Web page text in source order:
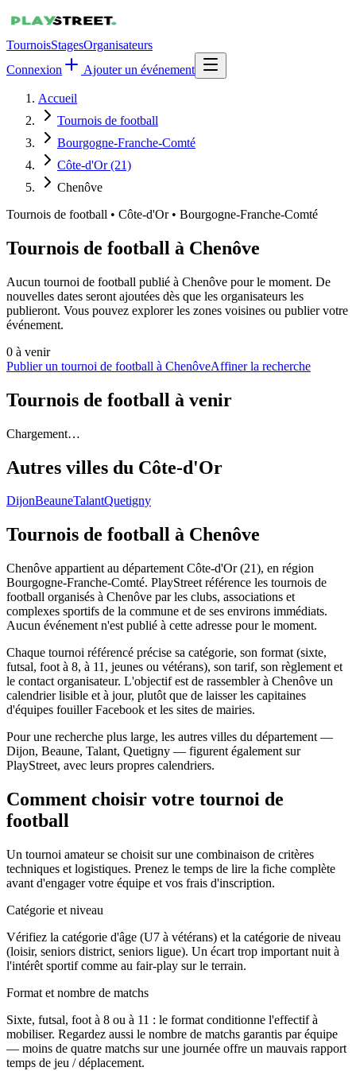
TournoisStagesOrganisateurs
Connexion
Ajouter un événement
Accueil
Tournois de football
Bourgogne-Franche-Comté
Côte-d'Or (21)
Chenôve
Tournois de football • Côte-d'Or • Bourgogne-Franche-Comté
Tournois de football à Chenôve
Aucun tournoi de football publié à Chenôve pour le moment. De
nouvelles dates seront ajoutées dès que les organisateurs les
publieront. Vous pouvez explorer les zones voisines ou publier votre
événement.
0 à venir
Publier un tournoi de football à ChenôveAffiner la recherche
Tournois de football à venir
Chargement…
Autres villes du Côte-d'Or
DijonBeauneTalantQuetigny
Tournois de football à Chenôve
Chenôve appartient au département Côte-d'Or (21), en région
Bourgogne-Franche-Comté. PlayStreet référence les tournois de
football organisés à Chenôve par les clubs, associations et
complexes sportifs de la commune et de ses environs immédiats.
Aucun événement n'est publié à cette adresse pour le moment.
Chaque tournoi référencé précise sa catégorie, son format (sixte,
futsal, foot à 8, à 11, jeunes ou vétérans), son tarif, son règlement et
le contact organisateur. L'objectif est de rassembler à Chenôve un
calendrier lisible et à jour, plutôt que de laisser les capitaines
d'équipes fouiller Facebook et les sites de mairies.
Pour une recherche plus large, les autres villes du département —
Dijon, Beaune, Talant, Quetigny — figurent également sur
PlayStreet, avec leurs propres calendriers.
Comment choisir votre tournoi de
football
Un tournoi amateur se choisit sur une combinaison de critères
techniques et logistiques. Prenez le temps de lire la fiche complète
avant d'engager votre équipe et vos frais d'inscription.
Catégorie et niveau
Vérifiez la catégorie d'âge (U7 à vétérans) et la catégorie de niveau
(loisir, seniors district, seniors ligue). Un écart trop important nuit à
l'intérêt sportif comme au fair-play sur le terrain.
Format et nombre de matchs
Sixte, futsal, foot à 8 ou à 11 : le format conditionne l'effectif à
mobiliser. Regardez aussi le nombre de matchs garantis par équipe
— moins de quatre matchs sur une journée offre un mauvais rapport
temps de jeu / déplacement.